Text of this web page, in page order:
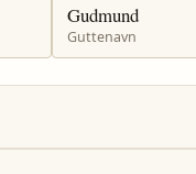
Gudmund
Guttenavn